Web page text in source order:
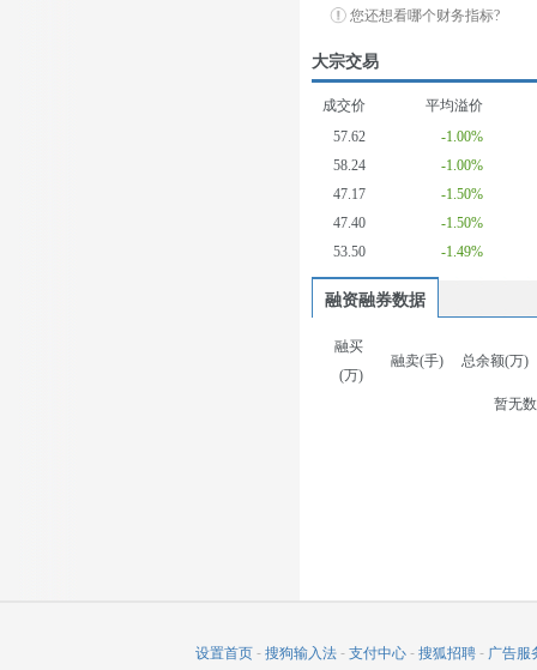
您还想看哪个财务指标?
大宗交易
成交价
平均溢价
57.62
-1.00%
58.24
-1.00%
47.17
-1.50%
47.40
-1.50%
53.50
-1.49%
融资融券数据
融买
(万)
融卖(手) 总余额(万)
暂无
设置首页 - 搜狗输入法 - 支付中心 - 搜狐招聘 - 广告服